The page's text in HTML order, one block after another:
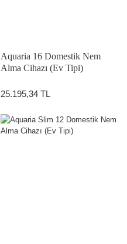
Aquaria 16 Domestik Nem
Alma Cihazı (Ev Tipi)
25.195,34 TL